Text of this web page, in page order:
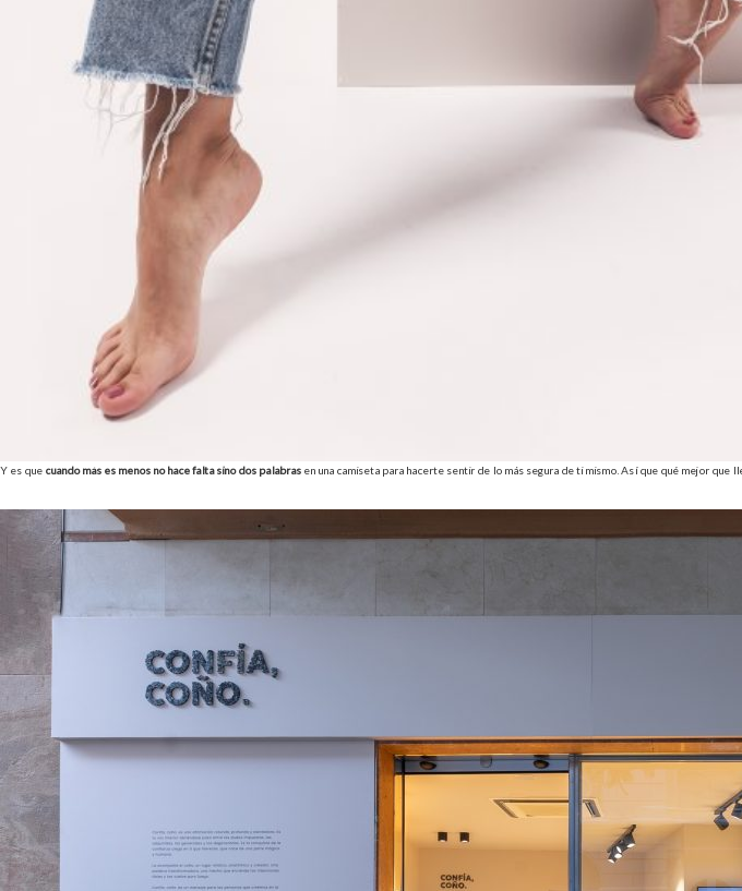
Y es que cuando más es menos no hace falta sino dos palabras en una camiseta para hacerte sentir de lo más segura de ti mismo. Así que qué mejor